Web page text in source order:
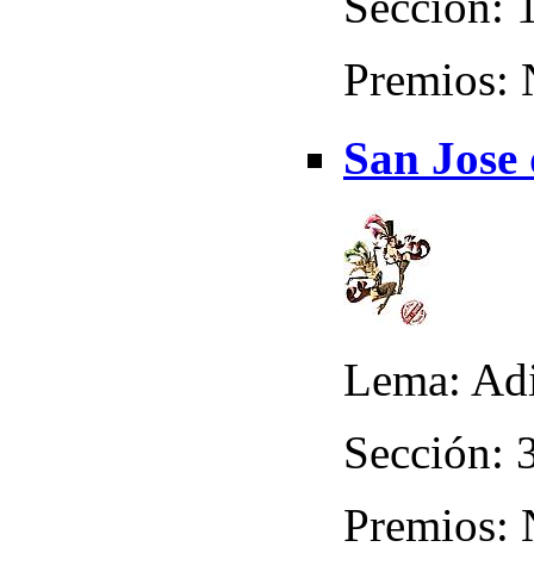
Premios:
San
Lema:
Sección:
Premios: